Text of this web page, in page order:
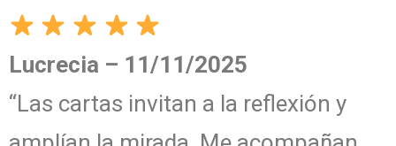
Lucrecia – 11/11/2025
“Las cartas invitan a la reflexión y